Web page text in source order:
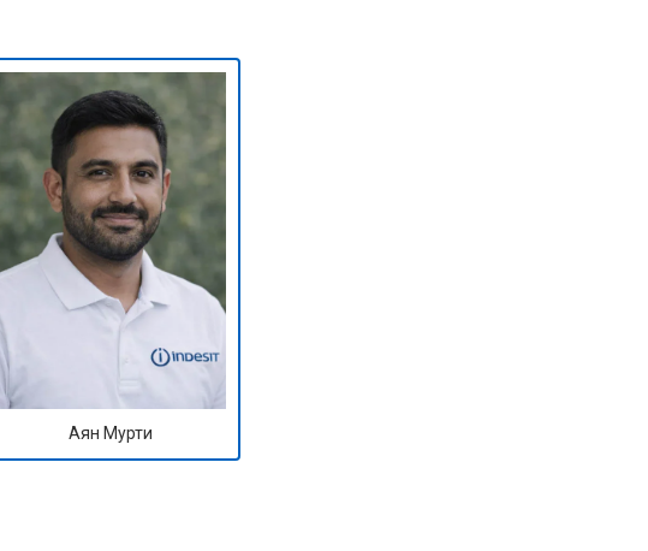
от 1590 ₽
от 1600 ₽
от 1250 ₽
от 1000 ₽
от 850 ₽
Аян Мурти